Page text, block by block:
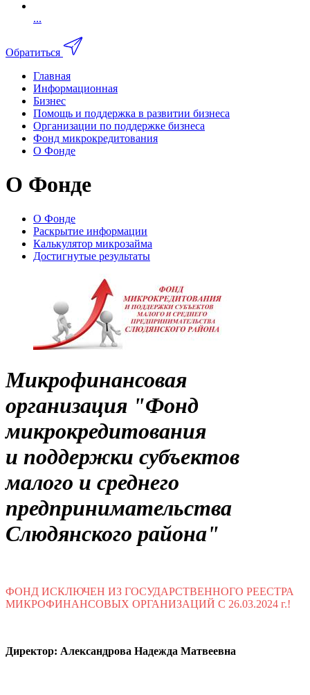
...
Обратиться
Главная
Информационная
Бизнес
Помощь и поддержка в развитии бизнеса
Организации по поддержке бизнеса
Фонд микрокредитования
О Фонде
О Фонде
О Фонде
Раскрытие информации
Калькулятор микрозайма
Достигнутые результаты
Микрофинансовая
организация "Фонд
микрокредитования
и поддержки субъектов
малого и среднего
предпринимательства
Слюдянского района"
ФОНД ИСКЛЮЧЕН ИЗ ГОСУДАРСТВЕННОГО РЕЕСТРА
МИКРОФИНАНСОВЫХ ОРГАНИЗАЦИЙ С 26.03.2024 г.!
Директор: Александрова Надежда Матвеевна